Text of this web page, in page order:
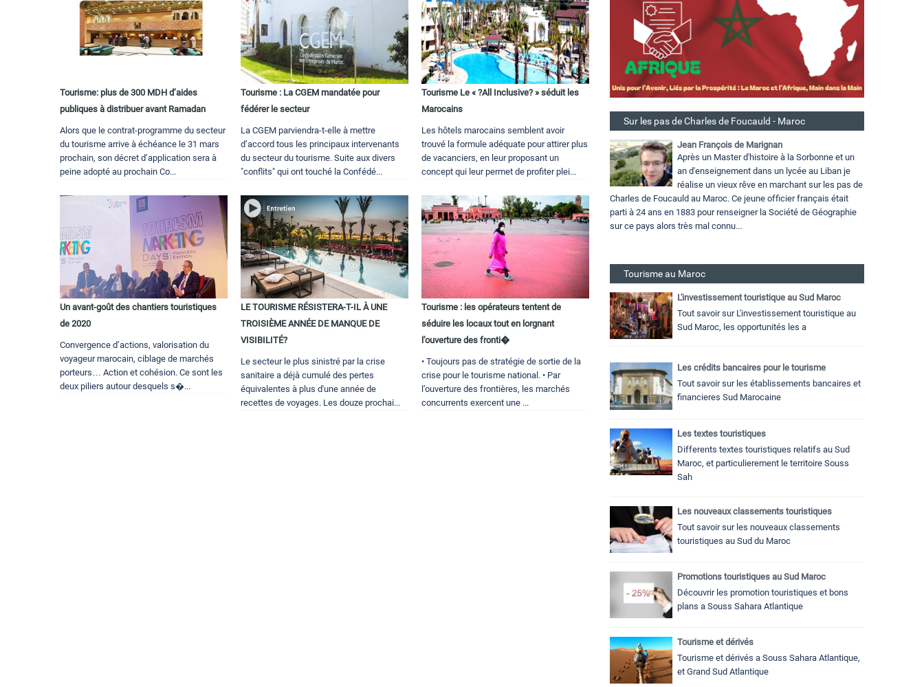
Tourisme: plus de 300 MDH d’aides
publiques à distribuer avant Ramadan
Alors que le contrat-programme du secteur
du tourisme arrive à échéance le 31 mars
prochain, son décret d’application sera à
peine adopté au prochain Co...
Tourisme : La CGEM mandatée pour
fédérer le secteur
La CGEM parviendra-t-elle à mettre
d’accord tous les principaux intervenants
du secteur du tourisme. Suite aux divers
"conflits" qui ont touché la Confédé...
Tourisme Le « ?All Inclusive? » séduit les
Marocains
Les hôtels marocains semblent avoir
trouvé la formule adéquate pour attirer plus
de vacanciers, en leur proposant un
concept qui leur permet de profiter plei...
Un avant-goût des chantiers touristiques
de 2020
Convergence d’actions, valorisation du
voyageur marocain, ciblage de marchés
porteurs… Action et cohésion. Ce sont les
deux piliers autour desquels s�...
LE TOURISME RÉSISTERA-T-IL À UNE
TROISIÈME ANNÉE DE MANQUE DE
VISIBILITÉ?
Le secteur le plus sinistré par la crise
sanitaire a déjà cumulé des pertes
équivalentes à plus d'une année de
recettes de voyages. Les douze prochai...
Tourisme : les opérateurs tentent de
séduire les locaux tout en lorgnant
l’ouverture des fronti�
• Toujours pas de stratégie de sortie de la
crise pour le tourisme national. • Par
l’ouverture des frontières, les marchés
concurrents exercent une ...
Sur les pas de Charles de Foucauld - Maroc
Jean François de Marignan
Après un Master d'histoire à la Sorbonne et un
an d'enseignement dans un lycée au Liban je
réalise un vieux rêve en marchant sur les pas de
Charles de Foucauld au Maroc. Ce jeune officier français était
parti à 24 ans en 1883 pour renseigner la Société de Géographie
sur ce pays alors très mal connu...
Tourisme au Maroc
L'investissement touristique au Sud Maroc
Tout savoir sur L'investissement touristique au
Sud Maroc, les opportunités les a
Les crédits bancaires pour le tourisme
Tout savoir sur les établissements bancaires et
financieres Sud Marocaine
Les textes touristiques
Differents textes touristiques relatifs au Sud
Maroc, et particulierement le territoire Souss
Sah
Les nouveaux classements touristiques
Tout savoir sur les nouveaux classements
touristiques au Sud du Maroc
Promotions touristiques au Sud Maroc
Découvrir les promotion touristiques et bons
plans a Souss Sahara Atlantique
Tourisme et dérivés
Tourisme et dérivés a Souss Sahara Atlantique,
et Grand Sud Atlantique